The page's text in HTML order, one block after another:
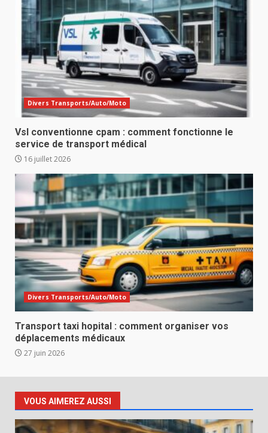
Divers Transports/Auto/Moto
Vsl conventionne cpam : comment fonctionne le
service de transport médical
16 juillet 2026
Divers Transports/Auto/Moto
Transport taxi hopital : comment organiser vos
déplacements médicaux
27 juin 2026
VOUS AIMEREZ AUSSI